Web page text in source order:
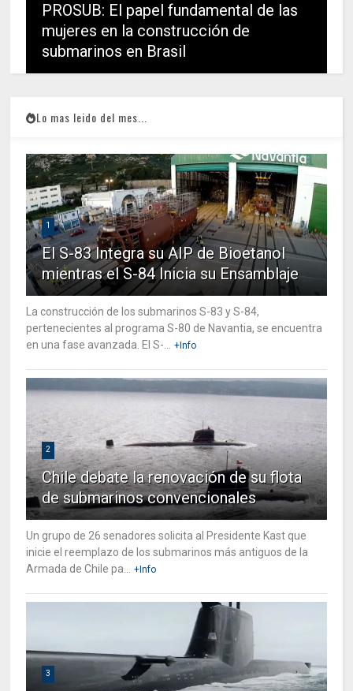
PROSUB: El papel fundamental de las
mujeres en la construcción de
submarinos en Brasil
Lo mas leido del mes...
1
El S-83 Integra su AIP de Bioetanol
mientras el S-84 Inicia su Ensamblaje
La construcción de los submarinos S-83 y S-84,
pertenecientes al programa S-80 de Navantia, se encuentra
en una fase avanzada. El S-... +Info
2
Chile debate la renovación de su flota
de submarinos convencionales
Un grupo de 26 senadores solicita al Presidente Kast que
inicie el reemplazo de los submarinos más antiguos de la
Armada de Chile pa... +Info
3